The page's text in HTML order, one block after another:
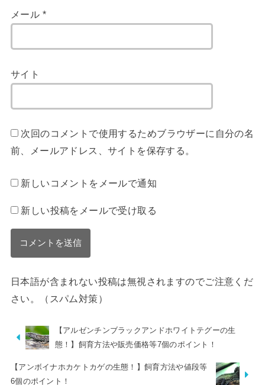
メール *
サイト
次回のコメントで使用するためブラウザーに自分の名
前、メールアドレス、サイトを保存する。
新しいコメントをメールで通知
新しい投稿をメールで受け取る
日本語が含まれない投稿は無視されますのでご注意くだ
さい。（スパム対策）
【アルゼンチンブラックアンドホワイトテグーの生
態！】飼育方法や販売価格等7個のポイント！
【アンボイナホカケトカゲの生態！】飼育方法や値段等
6個のポイント！